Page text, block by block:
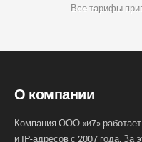
Все тарифы
О компании
Компания ООО «и7»
и IP-адресов с 2007 года. За